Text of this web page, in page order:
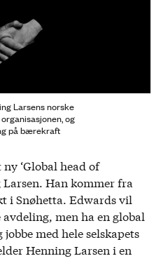
Larsens norske
og
på bærekraft
‘Global head of
Han kommer fra
i Snøhetta. Edwards vil
men ha en global
med hele selskapets
Henning Larsen i en